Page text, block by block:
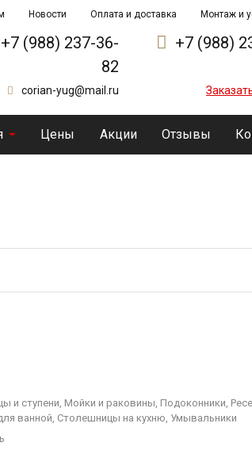
Новости Оплата и доставка Монтаж и
+7 (988) 237-36-
82
corian-yug@mail.ru
+7 (988)
Цены Акции Отзывы
и ступени, Мойки и раковины, Подоконники,
ванной, Столешницы на кухню, Умывальники